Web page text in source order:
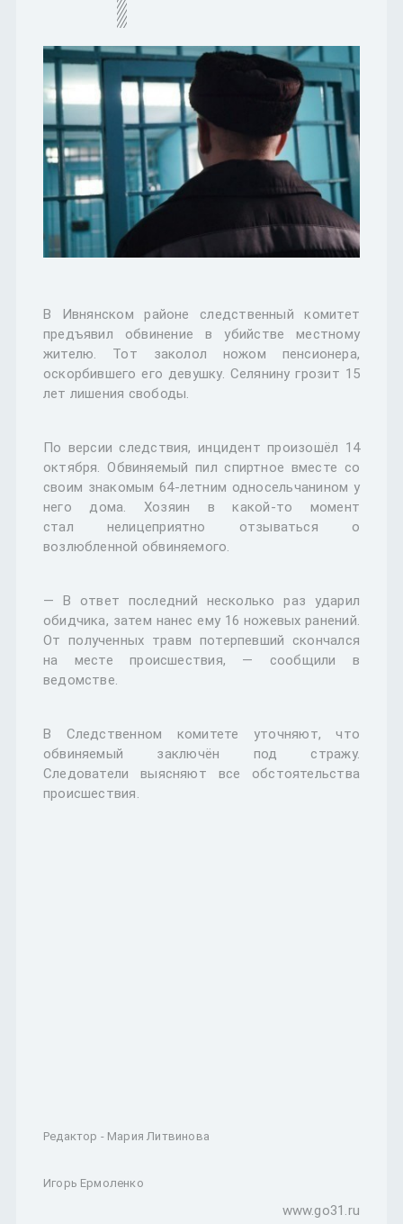
В Ивнянском районе следственный комитет
предъявил обвинение в убийстве местному
жителю. Тот заколол ножом пенсионера,
оскорбившего его девушку. Селянину грозит 15
лет лишения свободы.
По версии следствия, инцидент произошёл 14
октября. Обвиняемый пил спиртное вместе со
своим знакомым 64-летним односельчанином у
него дома. Хозяин в какой-то момент
стал нелицеприятно отзываться о
возлюбленной обвиняемого.
— В ответ последний несколько раз ударил
обидчика, затем нанес ему 16 ножевых ранений.
От полученных травм потерпевший скончался
на месте происшествия, — сообщили в
ведомстве.
В Следственном комитете уточняют, что
обвиняемый заключён под стражу.
Следователи выясняют все обстоятельства
происшествия.
Редактор - Мария Литвинова
Игорь Ермоленко
www.go31.ru